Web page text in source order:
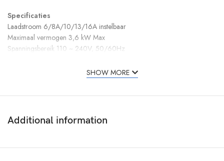
Specificaties
Laadstroom 6/8A/10/13/16A instelbaar
Maximaal vermogen 3,6 kW Max
Spanningsbereik 110 ~ 240V, 50/60Hz
Materiaal behuizing: PC + ABS (vlamvertragend UL94-0)
Kabelgrootte 3X2,5m㎡ + 0,75m㎡
Levensduur> 10000 keer
SHOW MORE
Additional information